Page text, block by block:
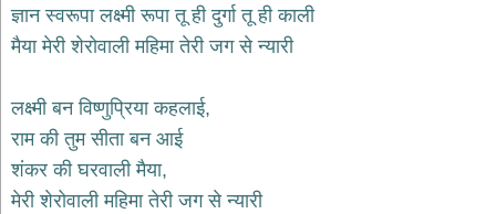
bhajans
शिव
bhajans
हनुमान
भजन
hanuman
bhajans
ज्ञान स्वरूपा लक्ष्मी रूपा तू ही दुर्गा तू ही काली
मैया मेरी शेरोवाली महिमा तेरी जग से न्यारी
लक्ष्मी बन विष्णुप्रिया कहलाई,
राम की तुम सीता बन आई
शंकर की घरवाली मैया,
मेरी शेरोवाली महिमा तेरी जग से न्यारी